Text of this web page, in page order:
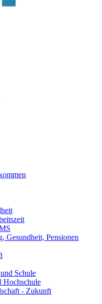
Gesundheit, Pensionen
Schule
Hochschule
- Zukunft